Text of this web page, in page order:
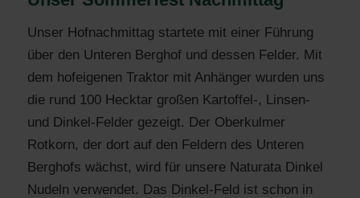
Unser Hofnachmittag startete mit einer Führung
über den Unteren Berghof und dessen Felder. Mit
dem hofeigenen Traktor mit Anhänger wurden uns
die rund 100 Hecktar großen Kartoffel-, Linsen-
und Dinkel-Felder gezeigt. Der Oberkulmer
Rotkorn, der dort auf den Feldern des Unteren
Berghofs wächst, wird für unsere Naturata Dinkel
Nudeln verwendet. Das Dinkel-Feld ist schon in